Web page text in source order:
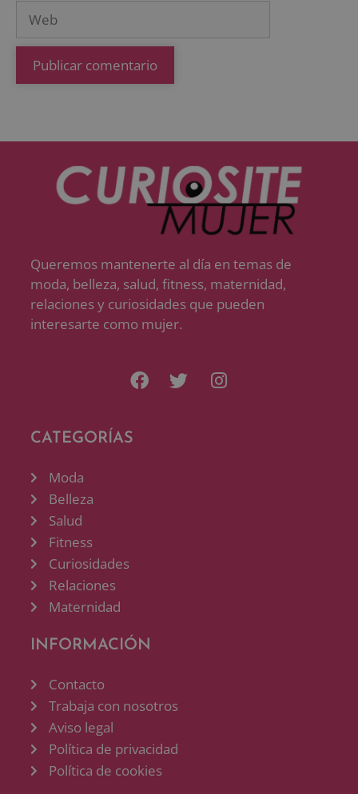
Queremos mantenerte al día en temas de
moda, belleza, salud, fitness, maternidad,
relaciones y curiosidades que pueden
interesarte como mujer.
CATEGORÍAS
Moda
Belleza
Salud
Fitness
Curiosidades
Relaciones
Maternidad
INFORMACIÓN
Contacto
Trabaja con nosotros
Aviso legal
Política de privacidad
Política de cookies